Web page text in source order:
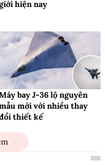
hiện nay
bay J-36 lộ nguyên
mới với nhiều thay
thiết kế